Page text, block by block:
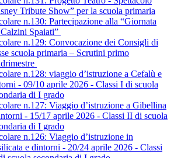
Tribute Show” per la scuola primaria
n.130: Partecipazione alla “Giornata
Spaiati”
n.129: Convocazione dei Consigli di
scuola primaria – Scrutini primo
n.128: viaggio d’istruzione a Cefalù e
- 09/10 aprile 2026 - Classi I di scuola
di I grado
n.127: Viaggio d’istruzione a Gibellina
- 15/17 aprile 2026 - Classi II di scuola
di I grado
n.126: Viaggio d’istruzione in
e dintorni - 20/24 aprile 2026 - Classi